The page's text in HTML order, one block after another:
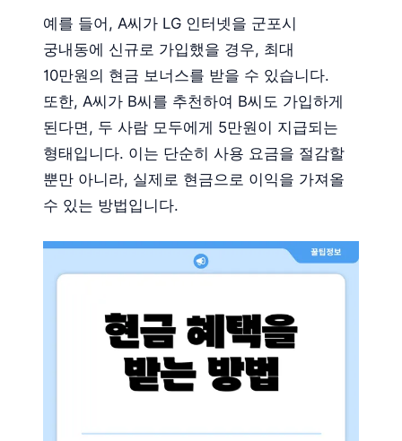
예를 들어, A씨가 LG 인터넷을 군포시
궁내동에 신규로 가입했을 경우, 최대
10만원의 현금 보너스를 받을 수 있습니다.
또한, A씨가 B씨를 추천하여 B씨도 가입하게
된다면, 두 사람 모두에게 5만원이 지급되는
형태입니다. 이는 단순히 사용 요금을 절감할
뿐만 아니라, 실제로 현금으로 이익을 가져올
수 있는 방법입니다.